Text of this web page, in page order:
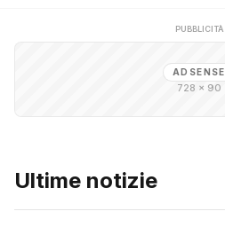
PUBBLICITÀ
ADSENSE
728 × 90
Ultime notizie